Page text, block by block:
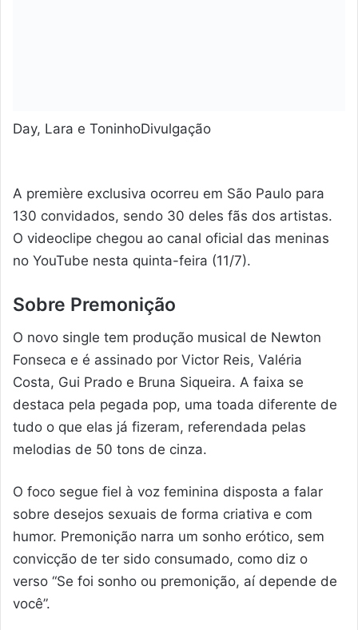
Day, Lara e ToninhoDivulgação
A première exclusiva ocorreu em São Paulo para
130 convidados, sendo 30 deles fãs dos artistas.
O videoclipe chegou ao canal oficial das meninas
no YouTube nesta quinta-feira (11/7).
Sobre Premonição
O novo single tem produção musical de Newton
Fonseca e é assinado por Victor Reis, Valéria
Costa, Gui Prado e Bruna Siqueira. A faixa se
destaca pela pegada pop, uma toada diferente de
tudo o que elas já fizeram, referendada pelas
melodias de 50 tons de cinza.
O foco segue fiel à voz feminina disposta a falar
sobre desejos sexuais de forma criativa e com
humor. Premonição narra um sonho erótico, sem
convicção de ter sido consumado, como diz o
verso “Se foi sonho ou premonição, aí depende de
você”.